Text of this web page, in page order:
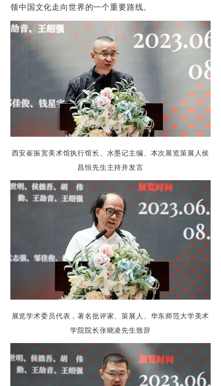
领中国文化走向世界的一个重要路线。
西安崔振宽美术馆执行馆长、水墨记主编、本次展览策展人侯
昌恒先生主持并发言
展览学术委员代表，著名批评家、策展人、华东师范大学美术
学院院长张晓凌先生致辞